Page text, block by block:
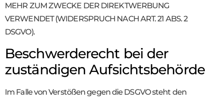
MEHR ZUM ZWECKE DER DIREKTWERBUNG
VERWENDET (WIDERSPRUCH NACH ART. 21 ABS. 2
DSGVO).
Beschwerde­recht bei der
zuständigen Aufsichts­behörde
Im Falle von Verstößen gegen die DSGVO steht den